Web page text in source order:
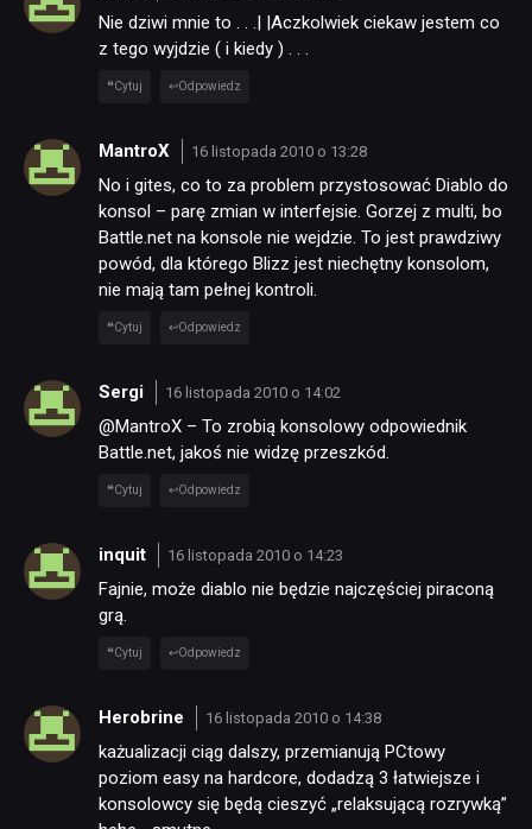
Nie dziwi mnie to . . .| |Aczkolwiek ciekaw jestem co
z tego wyjdzie ( i kiedy ) . . .
Cytuj Odpowiedz
MantroX 16 listopada 2010 o 13:28
No i gites, co to za problem przystosować Diablo do
konsol – parę zmian w interfejsie. Gorzej z multi, bo
Battle.net na konsole nie wejdzie. To jest prawdziwy
powód, dla którego Blizz jest niechętny konsolom,
nie mają tam pełnej kontroli.
Cytuj Odpowiedz
Sergi 16 listopada 2010 o 14:02
@MantroX – To zrobią konsolowy odpowiednik
Battle.net, jakoś nie widzę przeszkód.
Cytuj Odpowiedz
inquit 16 listopada 2010 o 14:23
Fajnie, może diablo nie będzie najczęściej piraconą
grą.
Cytuj Odpowiedz
Herobrine 16 listopada 2010 o 14:38
każualizacji ciąg dalszy, przemianują PCtowy
poziom easy na hardcore, dodadzą 3 łatwiejsze i
konsolowcy się będą cieszyć „relaksującą rozrywką”